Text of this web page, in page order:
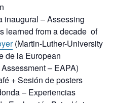
inaugural – Assessing
learned from a decade of
(Martin-Luther-University
de la European
– EAPA)
+ Sesión de posters
– Experiencias